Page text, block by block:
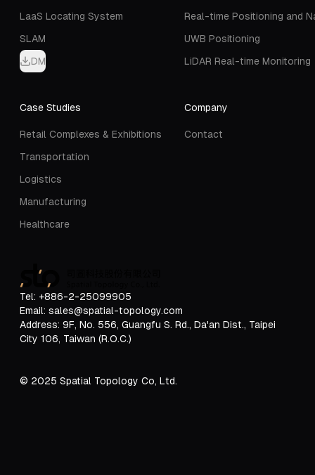
LaaS Locating System
SLAM
DM
Real-time Positioning and
UWB Positioning
LiDAR Real-time Monitoring
Case Studies
Retail Complexes & Exhibitions
Transportation
Logistics
Manufacturing
Healthcare
Company
Contact
Tel: +886-2-25099905
Email: sales@spatial-topology.com
Address: 9F, No. 556, Guangfu S. Rd., Da'an Dist., Taipei
City 106, Taiwan (R.O.C.)
© 2025 Spatial Topology Co, Ltd.